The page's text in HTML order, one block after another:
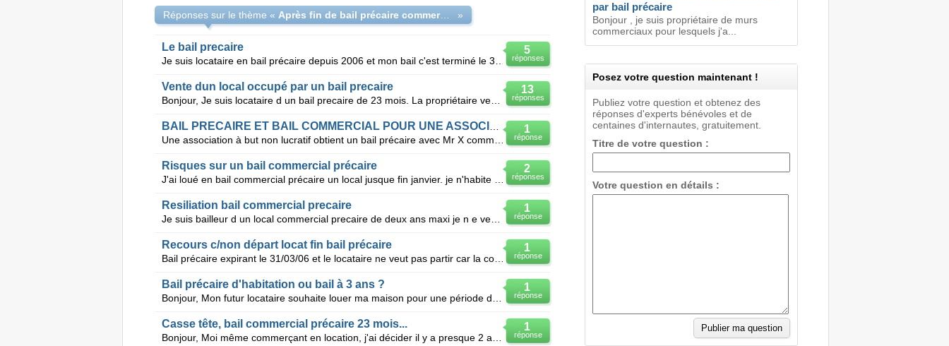
Réponses sur le thème « Après fin de bail précaire commercial »
5
réponses
Le bail precaire
13
réponses
Vente dun local occupé par un bail precaire
Bonjour, Je suis locataire d un bail precaire de 23 mois. La propriétaire vend son local et me d
1
réponse
2
réponses
Risques sur un bail commercial précaire
1
réponse
Resiliation bail commercial precaire
Je suis bailleur d un local commercial precaire de deux ans maxi je n e veux pa s poursuivre avec ce
1
réponse
Recours c/non départ locat fin bail précaire
Bail précaire expirant le 31/03/06 et le locataire ne veut pas partir car la construction de ses nou
1
réponse
Bail précaire d'habitation ou bail à 3 ans ?
1
réponse
Casse tête, bail commercial précaire 23 mois...
par bail précaire
Bonjour , je suis propriétaire de murs
commerciaux pour lesquels j'a...
Posez votre question maintenant !
Publiez votre question et obtenez des
réponses d'experts bénévoles et de
centaines d'internautes, gratuitement.
Titre de votre question :
Votre question en détails :